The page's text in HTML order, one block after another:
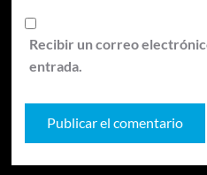
Recibir un correo
entrada.